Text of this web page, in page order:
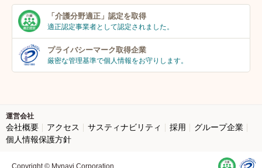
「介護分野適正」 認定を取得
適正認定事業者として認定されました。
プライバシーマーク取得企業
厳密な管理基準で個人情報をお守りします。
運営会社
会社概要 アクセス サスティナビリティ 採用
グループ企業
個人情報保護方針
Copyright © Mynavi Corporation